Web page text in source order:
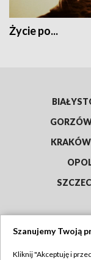
Życie po...
KRAKÓW
Szanujemy Twoją
Kliknij "Akceptuję i